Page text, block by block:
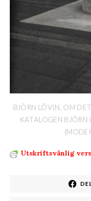
BJÖRN LÖVIN, OM
KATALOGEN BJÖRN
Utskriftsvänlig